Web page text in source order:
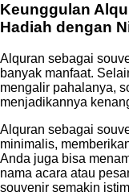
Keunggulan
Hadiah dengan
Alquran sebagai
banyak manfaat.
mengalir pahalanya,
menjadikannya
Alquran sebagai
minimalis,
Anda juga bisa
nama acara atau
souvenir semakin